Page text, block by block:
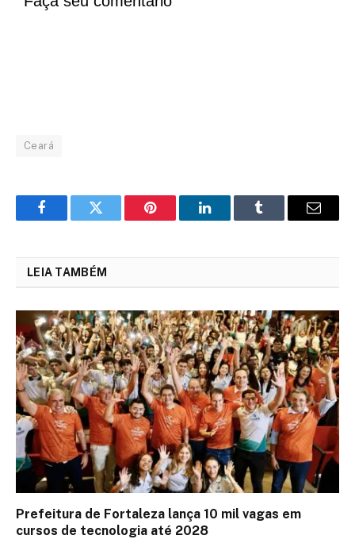
Ceará
FacebookTwitter Pinterest LinkedInTumblr Email
LEIA TAMBÉM
Prefeitura de Fortaleza lança 10 mil vagas em
cursos de tecnologia até 2028